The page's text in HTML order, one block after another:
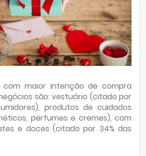
com maior intenção de compra
são: vestuário (citado por
produtos de cuidados
perfumes e cremes), com
e doces (citado por 34% das